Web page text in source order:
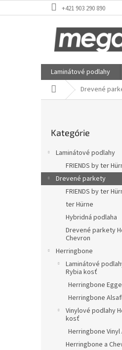
na
+421 903 290 890
Laminátové podlahy
DomovDrevené
a
kategórie
Kategórie
Laminátové podlahy
FRIENDS by ter
Drevené parkety
FRIENDS by ter
ter Hürne
Hybridná podlaha
Drevené parkety
Chevron
Herringbone
Laminátové
Rybia kosť
Herringbone
Herringbone
Vinylové podlahy
kosť
Herringbone
Herringbone a